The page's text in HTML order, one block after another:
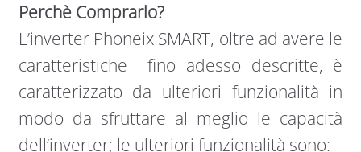
Perchè Comprarlo?
L’inverter Phoneix SMART, oltre ad avere le
caratteristiche fino adesso descritte, è
caratterizzato da ulteriori funzionalità in
modo da sfruttare al meglio le capacità
dell’inverter; le ulteriori funzionalità sono: